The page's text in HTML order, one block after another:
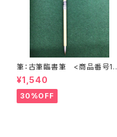
筆：古筆臨書筆 <商品番号17
47>
¥1,540
30%OFF